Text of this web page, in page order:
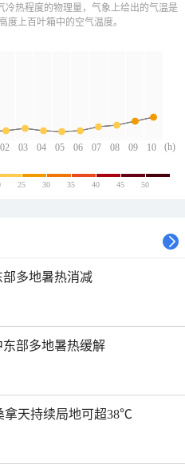
02 03 04 05 06 07 08 09 10
(h)
冷热程度的物理量，气象上给出的气温是
度上百叶箱中的空气温度。
25 30 35 40 45 50
部多地暑热消减
东部多地暑热缓解
拿天持续局地可超38℃